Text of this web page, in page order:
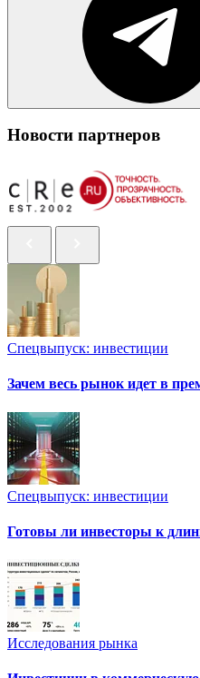
Новости партнеров
Спецвыпуск: инвестиции
Зачем весь рынок идет в
Спецвыпуск: инвестиции
Готовы ли инвесторы к
Исследования рынка